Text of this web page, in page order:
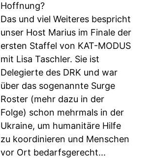
Hoffnung?
Das und viel Weiteres bespricht
unser Host Marius im Finale der
ersten Staffel von KAT-MODUS
mit Lisa Taschler. Sie ist
Delegierte des DRK und war
über das sogenannte Surge
Roster (mehr dazu in der
Folge) schon mehrmals in der
Ukraine, um humanitäre Hilfe
zu koordinieren und Menschen
vor Ort bedarfsgerecht...